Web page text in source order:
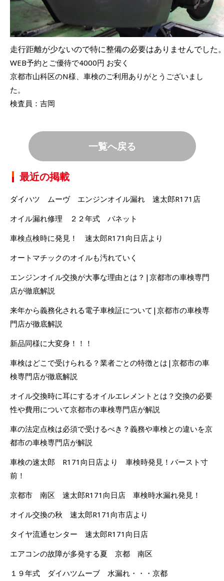
走行距離が少ないので特に整備の必要はありませんでした
WEB予約とご優待で4000円 お安く
京都市山科区のN様、車検のご利用ありがとうございまし
た。
検査員：吉岡
一覧へ戻る
最近の掲載
ダイハツ ムーヴ エンジンオイル漏れ 速太郎R171店
オイル漏れ修理 ２２年式 バネット
車検点検時に発見！ 速太郎R171向日店より
オートマチックのオイルも汚れていく
エンジンオイル交換が大事な理由とは？|京都市の車検専門
店が徹底解説
来年から義務化される電子車検証について|京都市の車検専
門店が徹底解説
新品同様に大変身！！！
車検はどこで受けられる？業者ごとの特徴とは|京都市の車
検専門店が徹底解説
オイル交換時に耳にするオイルエレメントとは？交換の必要
性や費用について京都市の車検専門店が解説
車の法定点検は必須で受けるべき？義務や車検との違いを京
都市の車検専門店が解説
車検の速太郎 R171向日店より 車検時発見！バースト寸
前！
京都市 南区 速太郎R171向日店 車検時水漏れ発見！
オイル交換の秋 速太郎R171向市店より
タイヤ流通センター 速太郎R171向日店
エアコンの故障が多発する夏 京都 南区
１９年式 ダイハツムーブ 水漏れ・・・京都